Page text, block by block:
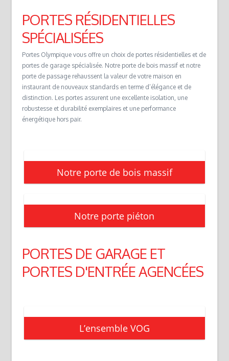
PORTES RÉSIDENTIELLES
SPÉCIALISÉES
Portes Olympique vous offre un choix de portes résidentielles et de
portes de garage spécialisée. Notre porte de bois massif et notre
porte de passage rehaussent la valeur de votre maison en
instaurant de nouveaux standards en terme d’élégance et de
distinction. Les portes assurent une excellente isolation, une
robustesse et durabilité exemplaires et une performance
énergétique hors pair.
Notre porte de bois massif
Notre porte piéton
PORTES DE GARAGE ET
PORTES D'ENTRÉE AGENCÉES
L’ensemble VOG